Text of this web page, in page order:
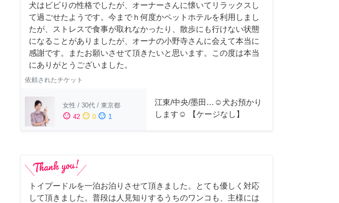
犬はビビりの性格でしたが、オーナーさんに懐いてリラックスし
て過ごせたようです。今までｈ何度かペットホテルを利用しまし
たが、ストレスで食事が取れなかったり、散歩にも行けない状態
になることがありましたが、オーナの小野寺さんに会えて本当に
感謝です。またお願いさせて頂きたいと思います。この度は本当
にありがとうございました。
依頼されたチケット
女性 / 30代 / 東京都
sentiment_satisfied 42 sentiment_neutral 0 sentiment_dissatisfied 1
江東/中央/墨田…☺︎犬お預かり
します☺︎ 【ケージなし】
トイプードルを一泊お泊りさせて頂きました。とても優しく対応
して頂きました。普段は人見知りするうちのワンコも、主様には